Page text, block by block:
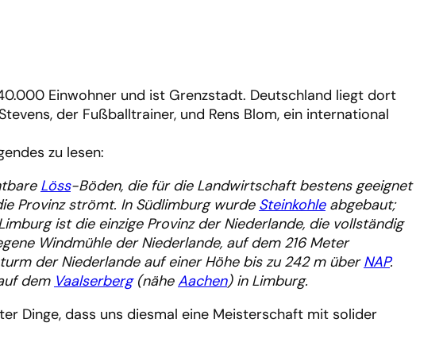
Einwohner und ist Grenzstadt. Deutschland liegt dort
der Fußballtrainer, und Rens Blom, ein international
zu lesen:
Löss-Böden, die für die Landwirtschaft bestens geeignet
Provinz strömt. In Südlimburg wurde Steinkohleabgebaut;
ist die einzige Provinz der Niederlande, die vollständig
Windmühle der Niederlande, auf dem 216 Meter
der Niederlande auf einer Höhe bis zu 242 m überNAP.
dem Vaalserberg(näheAachen) in Limburg.
Dinge, dass uns diesmal eine Meisterschaft mit solider